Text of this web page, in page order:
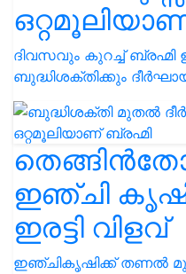
ദിവസവും കുറച്ച്
ബുദ്ധിശക്തിക്കും
ഇഞ്ചി
ഇരട്ടി വിളവ്
ഇഞ്ചികൃഷിക്ക് തണൽ